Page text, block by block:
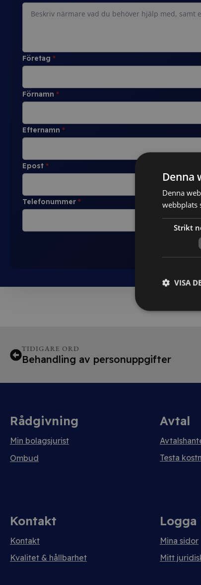
Företag *
Förnamn *
Efternamn *
Epost *
Telefonummer *
TIDIGARE ORD
Behandling av personuppgifter
Rådgivning
Min bolagsjurist
Ombud
Avtal
Testa
Kontakt
Kontakt
Kvalitet & hållbarhet
Logga
Mina sidor
Mitt
Denna
Denna
webbplats
Strikt
VISA